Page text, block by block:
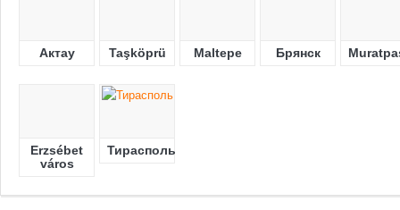
Актау Taşköprü Maltepe Брянск
Erzsébet
város
Тирасполь